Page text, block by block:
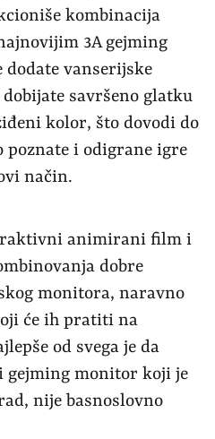
kombinacija
3A gejming
vanserijske
savršeno glatku
kolor, što dovodi do
poznate i odigrane igre
način.
animirani film i
dobre
monitora, naravno
će ih pratiti na
od svega je da
gejming monitor koji je
nije basnoslovno